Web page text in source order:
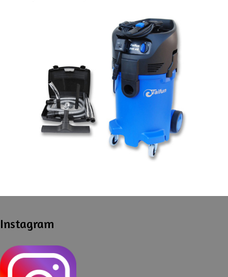
Instagram